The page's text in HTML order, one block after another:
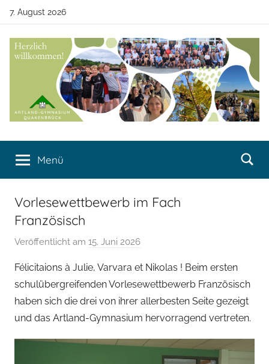
Zum
springen
7. August 2026
Artland-
Gymnasium
Quakenbrück
Quakenbrück
Menü
Vorlesewettbewerb im Fach
Französisch
Veröffentlicht am 15. Juni 2026
n
C
h
r
Félicitaions à Julie, Varvara et Nikolas ! Beim ersten
schulübergreifenden Vorlesewettbewerb Französisch
haben sich die drei von ihrer allerbesten Seite gezeigt
und das Artland-Gymnasium hervorragend vertreten.